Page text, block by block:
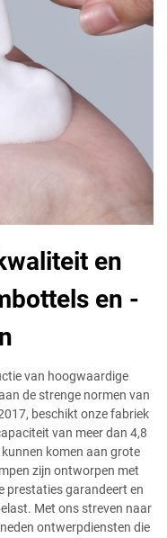
en
en -
van hoogwaardige
de strenge normen van
beschikt onze fabriek
van meer dan 4,8
komen aan grote
zijn ontworpen met
prestaties garandeert en
Met ons streven naar
ontwerpdiensten die